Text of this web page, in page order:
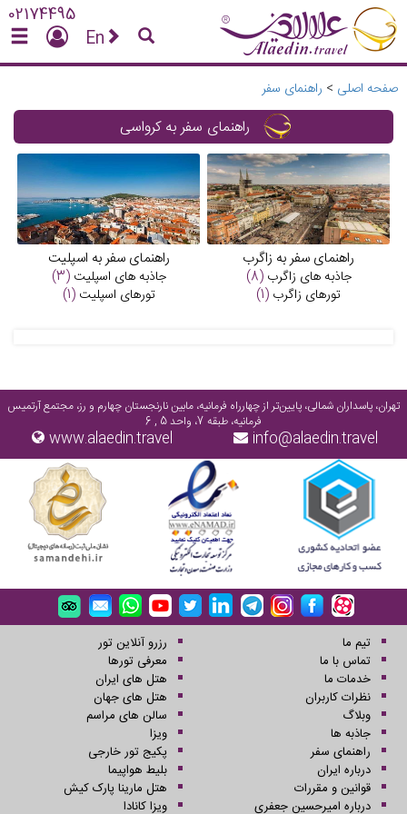
02174495
En
صفحه اصلی > راهنمای سفر
راهنمای سفر به کرواسی
راهنمای سفر به زاگرب
جاذبه های زاگرب (8)
تورهای زاگرب (1)
راهنمای سفر به اسپلیت
جاذبه های اسپلیت (3)
تورهای اسپلیت (1)
تهران، پاسداران شمالی، پایین‌تر از چهارراه فرمانیه، مابین نارنجستان چهارم و رز، مجتمع آرتمیس
فرمانیه، طبقه 7، واحد 5 , 6
info@alaedin.travel
www.alaedin.travel
تیم ما
تماس با ما
خدمات ما
نظرات کاربران
وبلاگ
جاذبه ها
راهنمای سفر
درباره ایران
قوانین و مقررات
درباره امیرحسین جعفری
رزرو آنلاین تور
معرفی تورها
هتل های ایران
هتل های جهان
سالن های مراسم
ویزا
پکیج تور خارجی
بلیط هواپیما
هتل مارینا پارک کیش
ویزا کانادا